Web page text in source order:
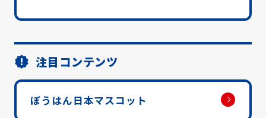
注目コンテンツ
ぼうはん日本マスコット